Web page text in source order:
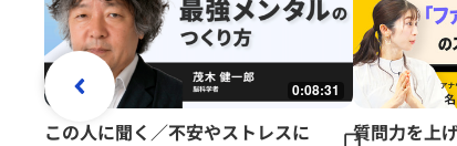
0:08:31
この人に聞く／不安やストレスに
質問力を上